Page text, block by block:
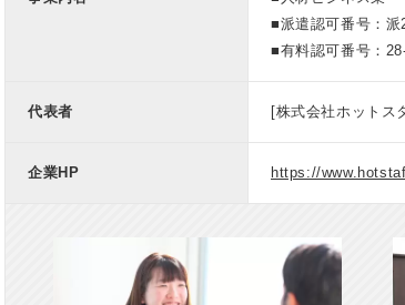
■派遣認可番号：派
■有料認可番号：
代表者 [株式会社ホット
企業HP https://